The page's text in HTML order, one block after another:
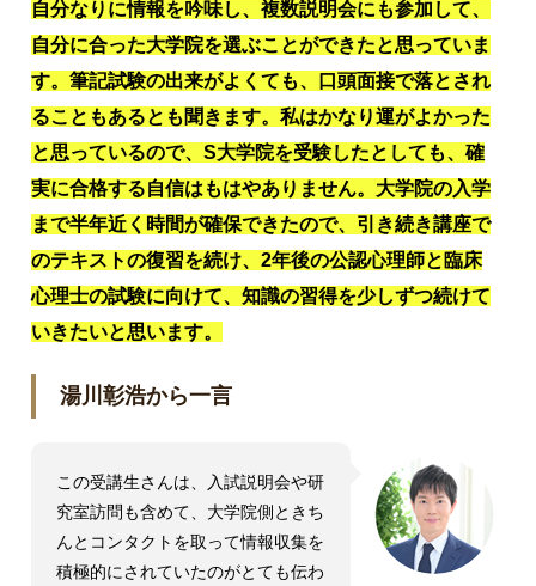
自分なりに情報を吟味し、複数説明会にも参加して、
自分に合った大学院を選ぶことができたと思っていま
す。筆記試験の出来がよくても、口頭面接で落とされ
ることもあるとも聞きます。私はかなり運がよかった
と思っているので、S大学院を受験したとしても、確
実に合格する自信はもはやありません。大学院の入学
まで半年近く時間が確保できたので、引き続き講座で
のテキストの復習を続け、2年後の公認心理師と臨床
心理士の試験に向けて、知識の習得を少しずつ続けて
いきたいと思います。
湯川彰浩から一言
この受講生さんは、入試説明会や研
究室訪問も含めて、大学院側ときち
んとコンタクトを取って情報収集を
積極的にされていたのがとても伝わ